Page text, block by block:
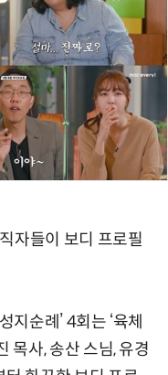
자들이 보디 프로필
순례’ 4회는 ‘육체
목사, 송산 스님, 유경